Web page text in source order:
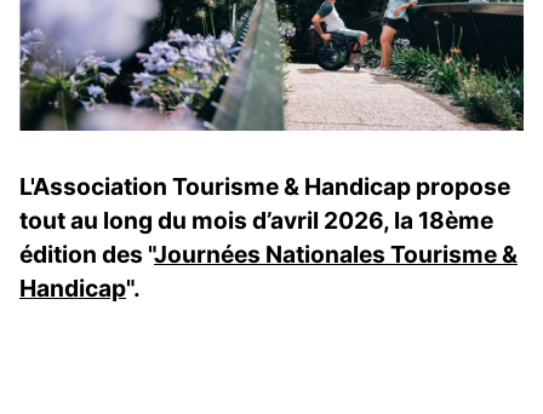
L'Association Tourisme & Handicap propose
tout au long du mois d’avril 2026, la 18ème
édition des "Journées Nationales Tourisme &
Handicap".